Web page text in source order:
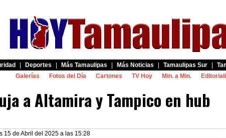
Deportes Más Tamaulipas Más Noticias Tamaulipas Sur
Galerías
Fotos del Día Cartones TV Hoy Min. a Min.
a Altamira y Tampico en hub
15 de Abril del 2025 a las 15:28